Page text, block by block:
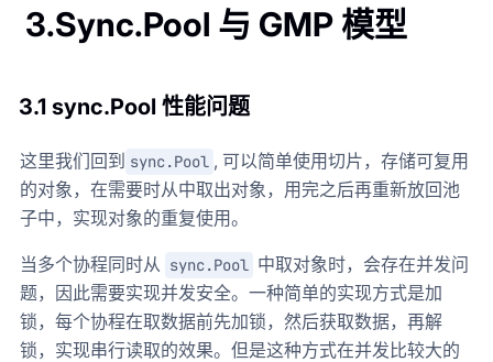
3.Sync.Pool 与 GMP 模型
3.1 sync.Pool 性能问题
这里我们回到 sync.Pool , 可以简单使用切片，存储可复用
的对象，在需要时从中取出对象，用完之后再重新放回池
子中，实现对象的重复使用。
当多个协程同时从 sync.Pool 中取对象时，会存在并发问
题，因此需要实现并发安全。一种简单的实现方式是加
锁，每个协程在取数据前先加锁，然后获取数据，再解
锁，实现串行读取的效果。但是这种方式在并发比较大的